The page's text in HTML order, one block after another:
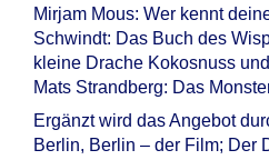
Mirjam Mous: Wer kennt
Schwindt: Das Buch des
kleine Drache Kokosnuss
Mats Strandberg: Das
Ergänzt wird das Angebot
Berlin, Berlin – der Film; Der